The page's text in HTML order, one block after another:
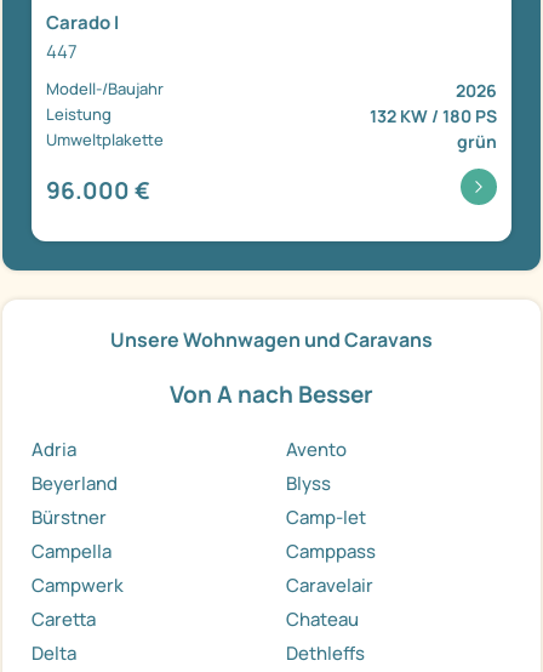
Carado I
447
Modell-/Baujahr 2026
Leistung 132 KW / 180 PS
Umweltplakette grün
96.000 €
Unsere Wohnwagen und Caravans
Von A nach Besser
Adria
Avento
Beyerland
Blyss
Bürstner
Camp-let
Campella
Camppass
Campwerk
Caravelair
Caretta
Chateau
Delta
Dethleffs